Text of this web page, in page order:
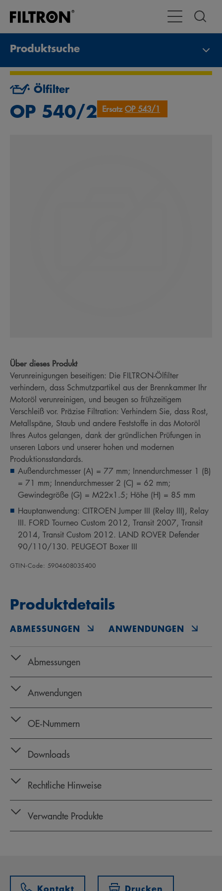
Toggle
Produktsuche
Ölfilter
OP 540/2 ErsatzOP 543/1
Über dieses Produkt
Verunreinigungen beseitigen: Die FILTRON-Ölfilter
verhindern, dass Schmutzpartikel aus der Brennkammer Ihr
Motoröl verunreinigen, und beugen so frühzeitigem
Verschleiß vor. Präzise Filtration: Verhindern Sie, dass Rost,
Metallspäne, Staub und andere Feststoffe in das Motoröl
Ihres Autos gelangen, dank der gründlichen Prüfungen in
unseren Labors und unserer hohen und modernen
Produktionsstandards.
Außendurchmesser (A) = 77 mm; Innendurchmesser 1 (B)
= 71 mm; Innendurchmesser 2 (C) = 62 mm;
Gewindegröße (G) = M22x1.5; Höhe (H) = 85 mm
Hauptanwendung: CITROEN Jumper III (Relay III), Relay
III. FORD Tourneo Custom 2012, Transit 2007, Transit
2014, Transit Custom 2012. LAND ROVER Defender
90/110/130. PEUGEOT Boxer III
GTIN‑Code: 5904608035400
Produktdetails
ABMESSUNGEN ANWENDUNGEN
Abmessungen
Anwendungen
OE‑Nummern
Downloads
Rechtliche Hinweise
Verwandte Produkte
Kontakt Drucken